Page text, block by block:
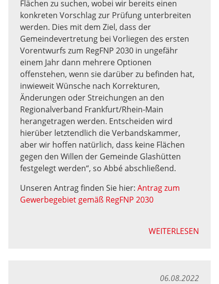
Flächen zu suchen, wobei wir bereits einen
konkreten Vorschlag zur Prüfung unterbreiten
werden. Dies mit dem Ziel, dass der
Gemeindevertretung bei Vorliegen des ersten
Vorentwurfs zum RegFNP 2030 in ungefähr
einem Jahr dann mehrere Optionen
offenstehen, wenn sie darüber zu befinden hat,
inwieweit Wünsche nach Korrekturen,
Änderungen oder Streichungen an den
Regionalverband Frankfurt/Rhein-Main
herangetragen werden. Entscheiden wird
hierüber letztendlich die Verbandskammer,
aber wir hoffen natürlich, dass keine Flächen
gegen den Willen der Gemeinde Glashütten
festgelegt werden“, so Abbé abschließend.
Unseren Antrag finden Sie hier: Antrag zum
Gewerbegebiet gemäß RegFNP 2030
WEITERLESEN
06.08.2022